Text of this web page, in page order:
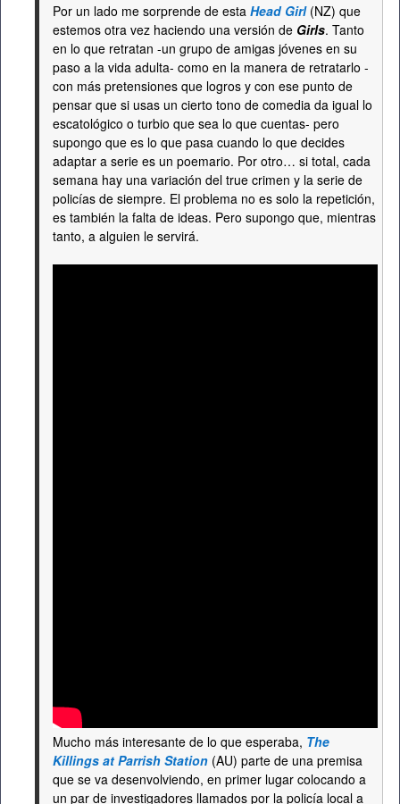
Por un lado me sorprende de esta Head Girl(NZ) que
estemos otra vez haciendo una versión de Girls. Tanto
en lo que retratan -un grupo de amigas jóvenes en su
paso a la vida adulta- como en la manera de retratarlo -
con más pretensiones que logros y con ese punto de
pensar que si usas un cierto tono de comedia da igual lo
escatológico o turbio que sea lo que cuentas- pero
supongo que es lo que pasa cuando lo que decides
adaptar a serie es un poemario. Por otro… si total, cada
semana hay una variación del true crimen y la serie de
policías de siempre. El problema no es solo la repetición,
es también la falta de ideas. Pero supongo que, mientras
tanto, a alguien le servirá.
Mucho más interesante de lo que esperaba, The
Killings at Parrish Station (AU) parte de una premisa
que se va desenvolviendo, en primer lugar colocando a
un par de investigadores llamados por la policía local a